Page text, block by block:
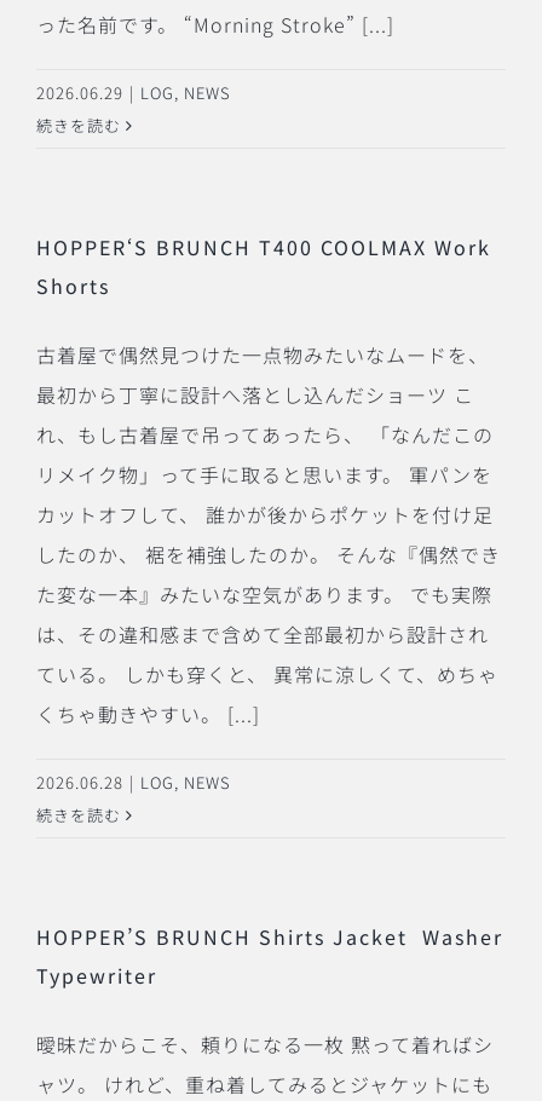
った名前です。 “Morning Stroke” [...]
2026.06.29 | LOG, NEWS
続きを読む
HOPPER‘S BRUNCH T400 COOLMAX Work
Shorts
古着屋で偶然見つけた一点物みたいなムードを、
最初から丁寧に設計へ落とし込んだショーツ こ
れ、もし古着屋で吊ってあったら、 「なんだこの
リメイク物」って手に取ると思います。 軍パンを
カットオフして、 誰かが後からポケットを付け足
したのか、 裾を補強したのか。 そんな『偶然でき
た変な一本』みたいな空気があります。 でも実際
は、その違和感まで含めて全部最初から設計され
ている。 しかも穿くと、 異常に涼しくて、めちゃ
くちゃ動きやすい。 [...]
2026.06.28 | LOG, NEWS
続きを読む
HOPPER’S BRUNCH Shirts Jacket Washer
Typewriter
曖昧だからこそ、頼りになる一枚 黙って着ればシ
ャツ。 けれど、重ね着してみるとジャケットにも